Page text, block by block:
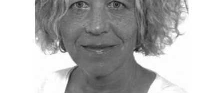
ORTE
EVENTS
REISEFÜHRER